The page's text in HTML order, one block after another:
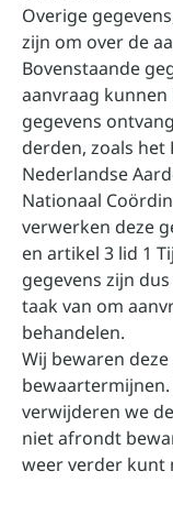
Overige
zijn om over de
Bovenstaande
aanvraag kunnen
gegevens
derden, zoals het
Nederlandse
Nationaal
verwerken deze
en artikel 3 lid 1
gegevens zijn
taak van om
behandelen.
Wij bewaren
verwijderen we
niet afrondt
weer verder kunt